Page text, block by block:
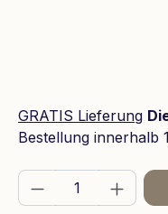
GRATIS Lieferung
Bestellung innerhalb
Produkt